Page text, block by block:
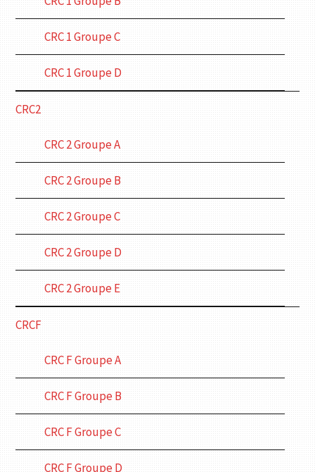
CRC 1 Groupe C
CRC 1 Groupe D
CRC2
CRC 2 Groupe A
CRC 2 Groupe B
CRC 2 Groupe C
CRC 2 Groupe D
CRC 2 Groupe E
CRCF
CRC F Groupe A
CRC F Groupe B
CRC F Groupe C
CRC F Groupe D